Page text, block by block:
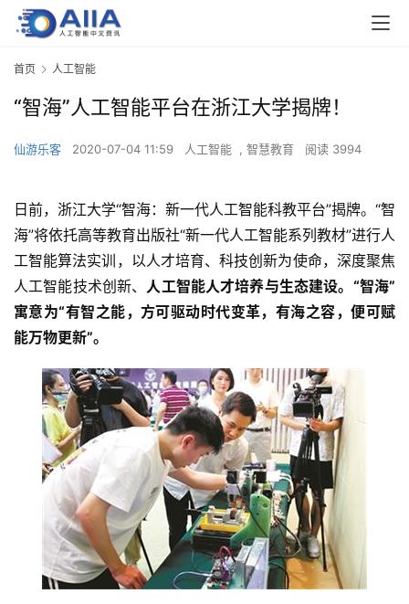
首页 人工智能
“智海”人工智能平台在浙江大学揭牌！
仙游乐客 2020-07-04 11:59 人工智能 , 智慧教育 阅读 3994
日前，浙江大学“智海：新一代人工智能科教平台”揭牌。“智
海”将依托高等教育出版社“新一代人工智能系列教材”进行人
工智能算法实训，以人才培育、科技创新为使命，深度聚焦
人工智能技术创新、 人工智能人才培养与生态建设。“智海”
寓意为“有智之能，方可驱动时代变革，有海之容，便可赋
能万物更新”。